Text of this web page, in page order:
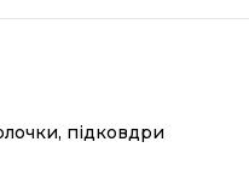
підковдри